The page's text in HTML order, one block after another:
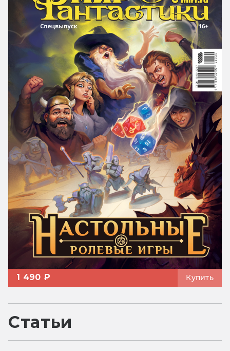
1 490 ₽ Купить
Статьи